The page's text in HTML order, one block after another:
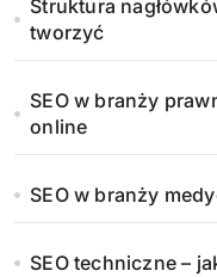
Struktura
tworzyć
SEO w branży
online
SEO w branży
SEO techniczne –